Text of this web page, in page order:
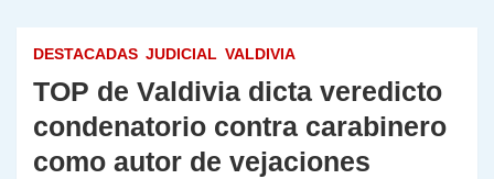
DESTACADAS JUDICIAL VALDIVIA
TOP de Valdivia dicta veredicto
condenatorio contra carabinero
como autor de vejaciones